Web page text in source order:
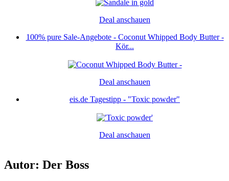
Deal anschauen
100% pure Sale-Angebote - Coconut Whipped Body Butter -
Kör...
Deal anschauen
eis.de Tagestipp - "Toxic powder"
Deal anschauen
Autor: Der Boss